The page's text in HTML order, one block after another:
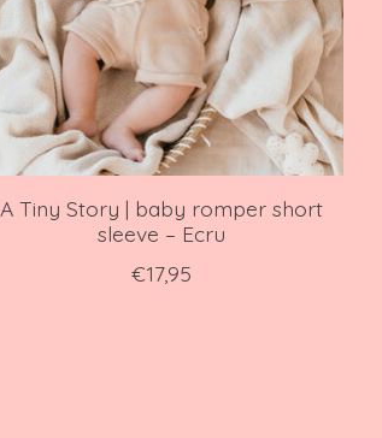
A Tiny Story | baby romper short
sleeve – Ecru
€17,95